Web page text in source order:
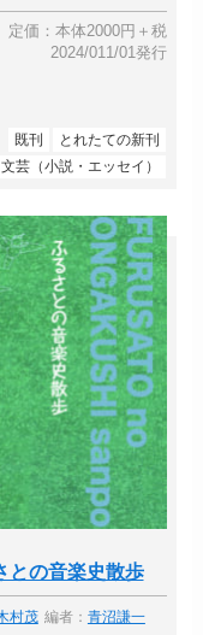
定価：本体2000円＋税
2024/011/01発行
既刊
とれたての新刊
文芸（小説・エッセイ）
との音楽史散歩
村茂 編者： 青沼謙一